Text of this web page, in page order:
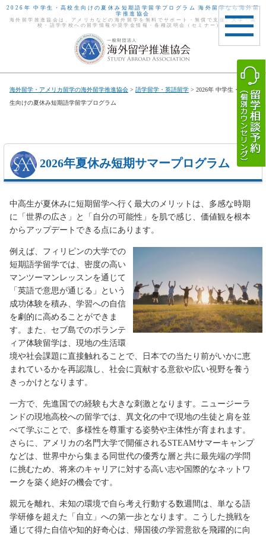
toggle
2026年 中学生・高校生向けの夏休み短期語学留学プログラム 海外留学なら海外留
学推進協会
海外留学推進協会は、アメリカなどの海外留学を無料でサポート・無償で支援。大学・高
校・語学学校への留学情報や奨学金情報・各種説明会（セミナー）。
海外留学・アメリカ留学の海外留学推進協会 > 語学留学・英語留学 > 2026年 中学生・高校
生向けの夏休み短期語学留学プログラム
2026年夏休み短期サマープログラム
中高生が夏休みに短期留学へ行く最大のメリットは、多感な時期
に「世界の広さ」と「自分の可能性」を肌で感じ、価値観を根本
からアップデートできる点にあります。
例えば、フィリピンの大学での
短期語学留学では、密度の高い
マンツーマンレッスンを通じて
「英語で意思が通じる」という
成功体験を積み、学習への自信
を劇的に高めることができま
す。また、セブ島でのボランテ
ィア体験留学は、現地の生活環
境や社会課題に直接触れることで、日本での当たり前がいかに恵
まれているかを再認識し、社会に貢献する意欲や広い視野を養う
きっかけとなります。
一方で、先進国での経験も大きな刺激となります。ニュージーラ
ンドの現地高校への留学では、異文化の中で現地の生徒と肩を並
べて学ぶことで、多様性を尊重する姿勢や主体性が育まれます。
さらに、アメリカの名門大学で開催されるSTEAMサマーキャンプ
などは、世界中から集まる同世代の優秀な層と共に最先端の学問
に挑むため、将来のキャリアに対する高い志や国際的なネットワ
ークを築く絶好の機会です。
親元を離れ、未知の環境で自ら考え行動する数週間は、単なる語
学研修を超えた「自立」への第一歩となります。こうした挑戦を
通じて得た自信や知的好奇心は、帰国後の学習意欲を飛躍的に向